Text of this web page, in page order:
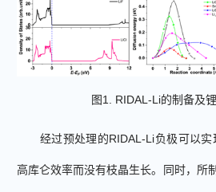
图1. RIDAL-Li的制备及
经过预处理的RIDAL-Li负极可以实
高库仑效率而没有枝晶生长。 同时，所